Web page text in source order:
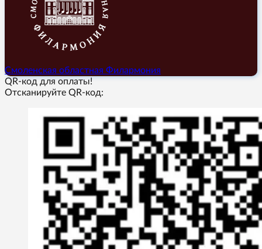
Смоленская областная Филармония
QR-код для оплаты!
Отсканируйте QR-код: